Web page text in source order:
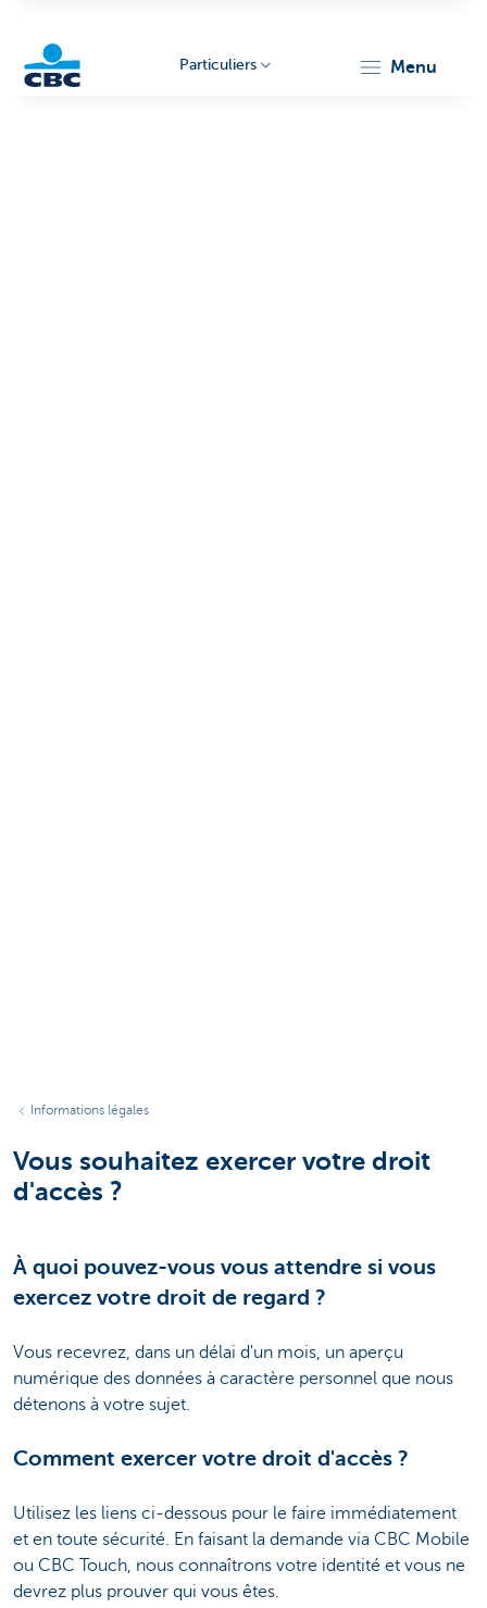
Particuliers menu
Informations légales
Vous souhaitez exercer votre droit
d'accès ?
À quoi pouvez-vous vous attendre si vous
exercez votre droit de regard ?
Vous recevrez, dans un délai d'un mois, un aperçu
numérique des données à caractère personnel que nous
détenons à votre sujet.
Comment exercer votre droit d'accès ?
Utilisez les liens ci-dessous pour le faire immédiatement
et en toute sécurité. En faisant la demande via CBC Mobile
ou CBC Touch, nous connaîtrons votre identité et vous ne
devrez plus prouver qui vous êtes.